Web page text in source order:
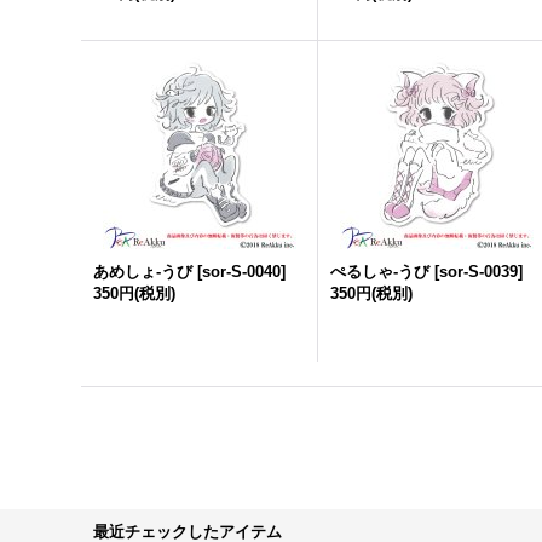
あめしょ-うび [sor-S-0040]
350円(税別)
ぺるしゃ-うび [sor-S-0039]
350円(税別)
最近チェックしたアイテム